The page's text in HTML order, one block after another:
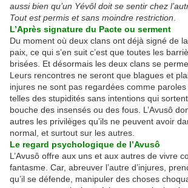
aussi bien qu’un Yévôl doit se sentir chez
Tout est permis et sans moindre restriction
L’Après signature du Pacte ou serment
Du moment où deux clans ont déjà signé de
paix, ce qui s’en suit c’est que toutes les
brisées. Et désormais les deux clans se
Leurs rencontres ne seront que blagues et
injures ne sont pas regardées comme
telles des stupidités sans intentions qui
bouche des insensés ou des fous. L’Avusô
autres les privilèges qu’ils ne peuvent avoir
normal, et surtout sur les autres.
Le regard psychologique de l’Avusô
L’Avusô offre aux uns et aux autres de vivre
fantasme. Car, abreuver l’autre d’injures,
qu’il se défende, manipuler des choses